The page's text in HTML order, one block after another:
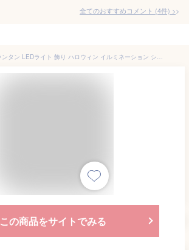
全てのおすすめコメント (4件) >
ハロウィーンランタン LEDライト 飾り ハロウィン イルミネーション ショッピングモールのマイチェンウィンドウの装飾 中空の明るい大きなカボチャ 室内 屋外 庭 パーティ イベント お化け屋敷 グッズ 小道具
この商品をサイトでみる